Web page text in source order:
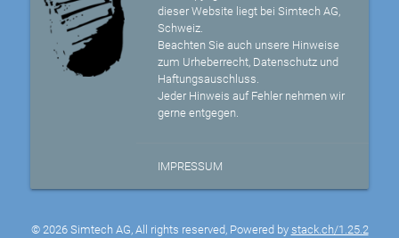
dieser Website liegt bei Simtech AG,
Schweiz.
Beachten Sie auch unsere Hinweise
zum Urheberrecht, Datenschutz und
Haftungsauschluss.
Jeder Hinweis auf Fehler nehmen wir
gerne entgegen.
IMPRESSUM
© 2026 Simtech AG, All rights reserved, Powered by stack.ch/1.25.2